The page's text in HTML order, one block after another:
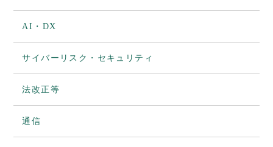
AI・DX
サイバーリスク・セキュリティ
法改正等
通信